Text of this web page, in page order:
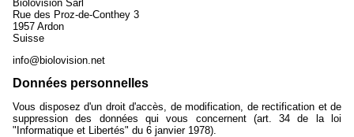
Biolovision Sàrl
Rue des Proz-de-Conthey 3
1957 Ardon
Suisse
info@biolovision.net
Données personnelles
Vous disposez d'un droit d'accès, de modification, de rectification et de
suppression des données qui vous concernent (art. 34 de la loi
"Informatique et Libertés" du 6 janvier 1978).